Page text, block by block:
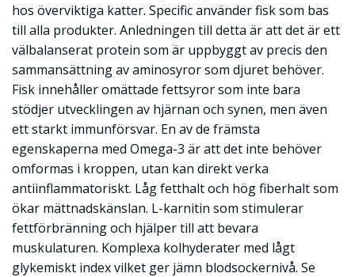
hos överviktiga katter. Specific använder fisk som bas
till alla produkter. Anledningen till detta är att det är ett
välbalanserat protein som är uppbyggt av precis den
sammansättning av aminosyror som djuret behöver.
Fisk innehåller omättade fettsyror som inte bara
stödjer utvecklingen av hjärnan och synen, men även
ett starkt immunförsvar. En av de främsta
egenskaperna med Omega-3 är att det inte behöver
omformas i kroppen, utan kan direkt verka
antiinflammatoriskt. Låg fetthalt och hög fiberhalt som
ökar mättnadskänslan. L-karnitin som stimulerar
fettförbränning och hjälper till att bevara
muskulaturen. Komplexa kolhyderater med lågt
glykemiskt index vilket ger jämn blodsockernivå. Se